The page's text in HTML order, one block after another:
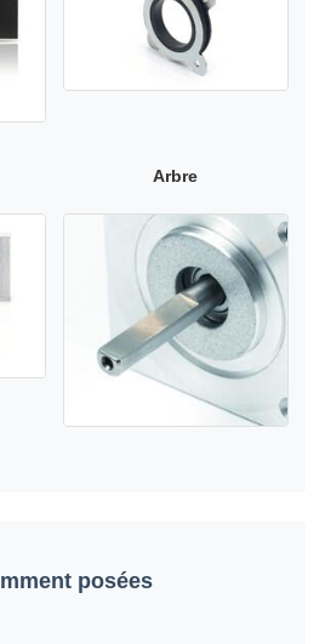
Arbre
posées